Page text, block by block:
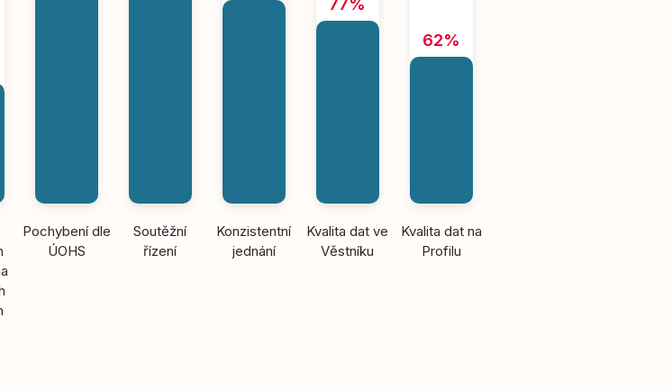
Pochybení dle
ÚOHS
Soutěžní
řízení
Konzistentní
jednání
77%
Kvalita dat ve
Věstníku
62%
Kvalita dat na
Profilu